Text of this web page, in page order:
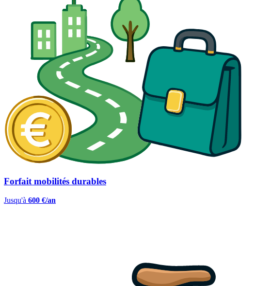
Forfait mobilités durables
Jusqu'à 600 €/an